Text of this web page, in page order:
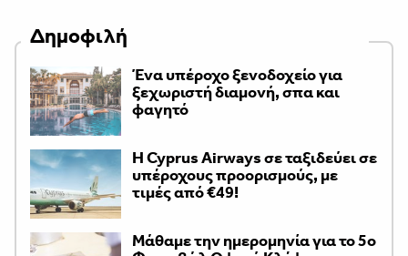
Δημοφιλή
Ένα υπέροχο ξενοδοχείο για
ξεχωριστή διαμονή, σπα και
φαγητό
H Cyprus Airways σε ταξιδεύει σε
υπέροχους προορισμούς, με
τιμές από €49!
Μάθαμε την ημερομηνία για το 5ο